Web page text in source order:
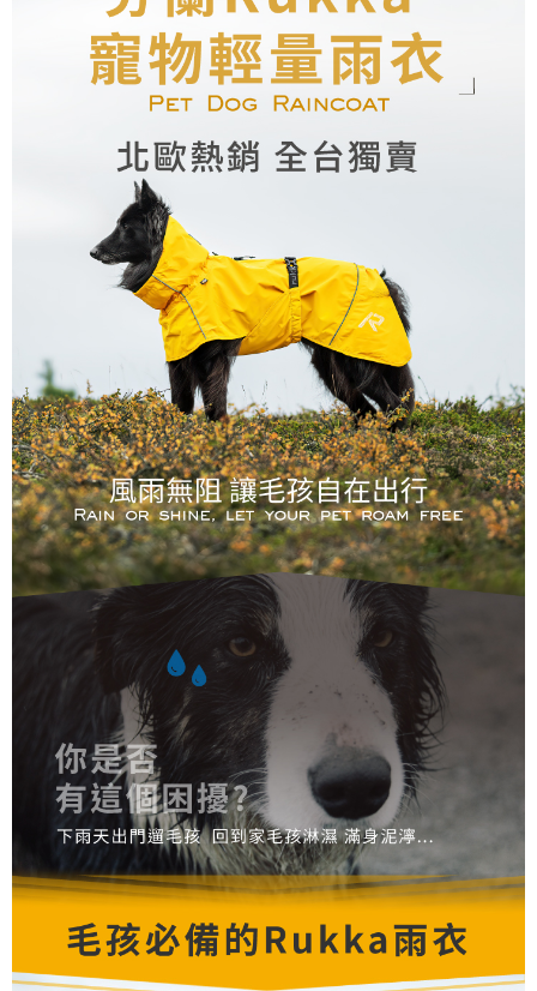
每筆NT$100，滿NT$899(含以上)免運費